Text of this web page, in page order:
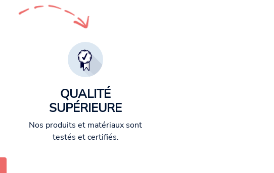
QUALITÉ
SUPÉRIEURE
Nos produits et matériaux sont
testés et certifiés.